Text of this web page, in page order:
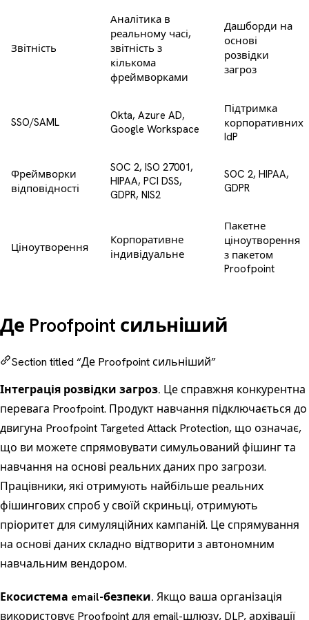
Звітність
Аналітика в
реальному часі,
звітність з
кількома
фреймворками
Дашборди на
основі
розвідки
загроз
SSO/SAML
Okta, Azure AD,
Google Workspace
Підтримка
корпоративних
IdP
Фреймворки
відповідності
SOC 2, ISO 27001,
HIPAA, PCI DSS,
GDPR, NIS2
SOC 2, HIPAA,
GDPR
Ціноутворення
Корпоративне
індивідуальне
Пакетне
ціноутворення
з пакетом
Proofpoint
Де Proofpoint сильніший
Section titled “Де Proofpoint сильніший”
Інтеграція розвідки загроз. Це справжня конкурентна
перевага Proofpoint. Продукт навчання підключається до
двигуна Proofpoint Targeted Attack Protection, що означає,
що ви можете спрямовувати симульований фішинг та
навчання на основі реальних даних про загрози.
Працівники, які отримують найбільше реальних
фішингових спроб у своїй скриньці, отримують
пріоритет для симуляційних кампаній. Це спрямування
на основі даних складно відтворити з автономним
навчальним вендором.
Екосистема email-безпеки. Якщо ваша організація
використовує Proofpoint для email-шлюзу, DLP, архівації